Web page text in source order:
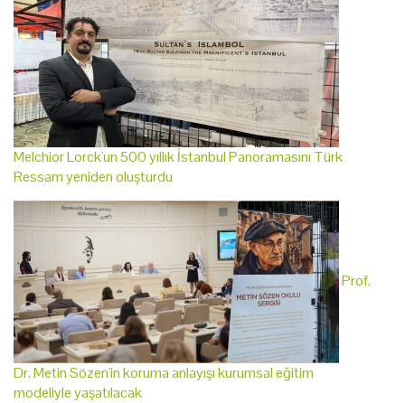
Melchior Lorck'un 500 yıllık İstanbul Panoramasını Türk
Ressam yeniden oluşturdu
Prof.
Dr. Metin Sözen'in koruma anlayışı kurumsal eğitim
modeliyle yaşatılacak